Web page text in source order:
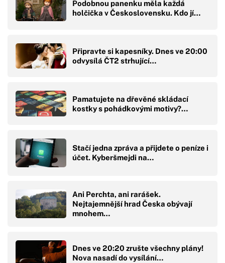
Podobnou panenku měla každá
holčička v Československu. Kdo jí…
Připravte si kapesníky. Dnes ve 20:00
odvysílá ČT2 strhující…
Pamatujete na dřevěné skládací
kostky s pohádkovými motivy?…
Stačí jedna zpráva a přijdete o peníze i
účet. Kyberšmejdi na…
Ani Perchta, ani rarášek.
Nejtajemnější hrad Česka obývají
mnohem…
Dnes ve 20:20 zrušte všechny plány!
Nova nasadí do vysílání…